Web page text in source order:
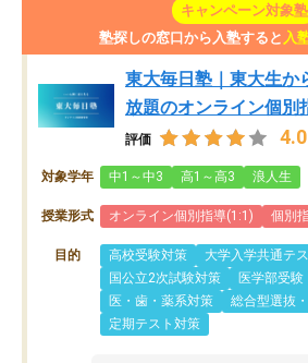
キャンペーン対象塾
塾探しの窓口から入塾すると 入
東大毎日塾｜東大生か
放題のオンライン個別
評価 4.0
対象学年 中1～中3 高1～高3 浪人生
授業形式 オンライン個別指導(1:1) 個別
目的 高校受験対策
大学入学共通テ
国公立2次試験対策
医学部受験
医・歯・薬系対策
総合型選抜
定期テスト対策